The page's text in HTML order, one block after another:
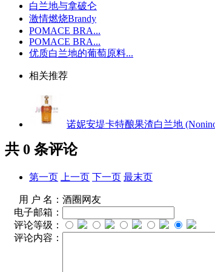
白兰地与拿破仑
激情燃烧Brandy
POMACE BRA...
POMACE BRA...
优质白兰地的葡萄原料...
相关推荐
诺妮安堤卡特酿果渣白兰地
共 0 条评论
第一页 上一页 下一页 最末页
用 户 名： 酒圈网友
电子邮箱：
评论等级：
评论内容：